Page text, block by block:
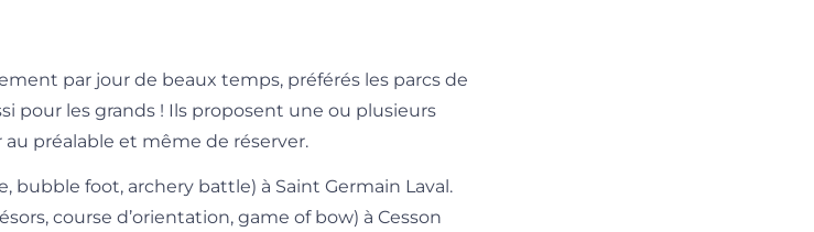
par jour de beaux temps, préférés les parcs de
pour les grands ! Ils proposent une ou plusieurs
préalable et même de réserver.
bubble foot, archery battle) à Saint Germain Laval.
course d’orientation, game of bow) à Cesson